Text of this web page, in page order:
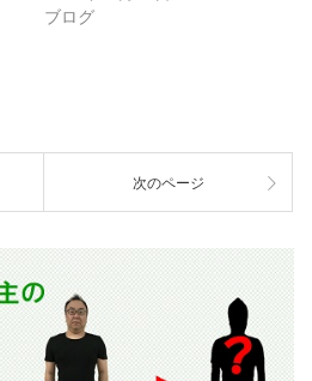
ブログ
次のページ